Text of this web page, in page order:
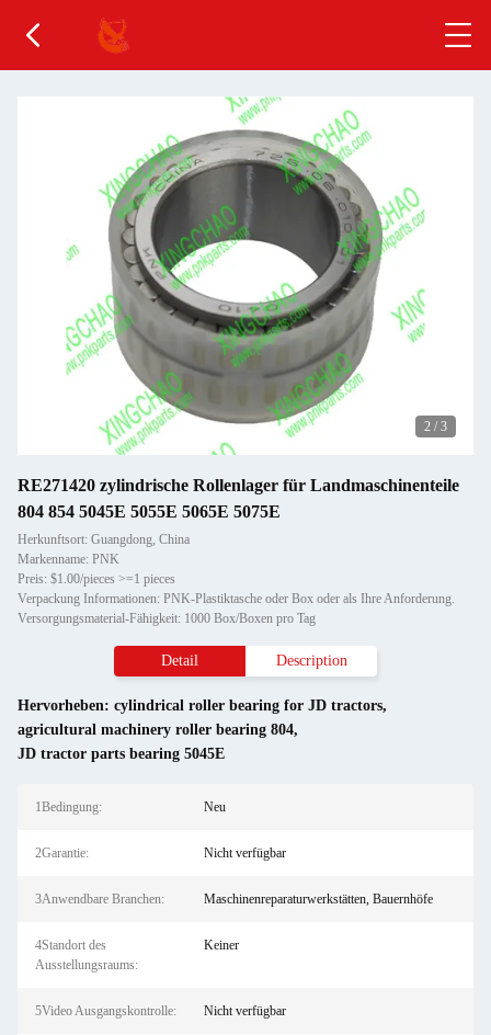
2 / 3
RE271420 zylindrische Rollenlager für Landmaschinenteile
804 854 5045E 5055E 5065E 5075E
Herkunftsort: Guangdong, China
Markenname: PNK
Preis: $1.00/pieces >=1 pieces
Verpackung Informationen: PNK-Plastiktasche oder Box oder als Ihre Anforderung.
Versorgungsmaterial-Fähigkeit: 1000 Box/Boxen pro Tag
Detail Description
Hervorheben: cylindrical roller bearing for JD tractors,
agricultural machinery roller bearing 804,
JD tractor parts bearing 5045E
1Bedingung: Neu
2Garantie: Nicht verfügbar
3Anwendbare Branchen: Maschinenreparaturwerkstätten, Bauernhöfe
4Standort des
Ausstellungsraums:
Keiner
5Video Ausgangskontrolle: Nicht verfügbar